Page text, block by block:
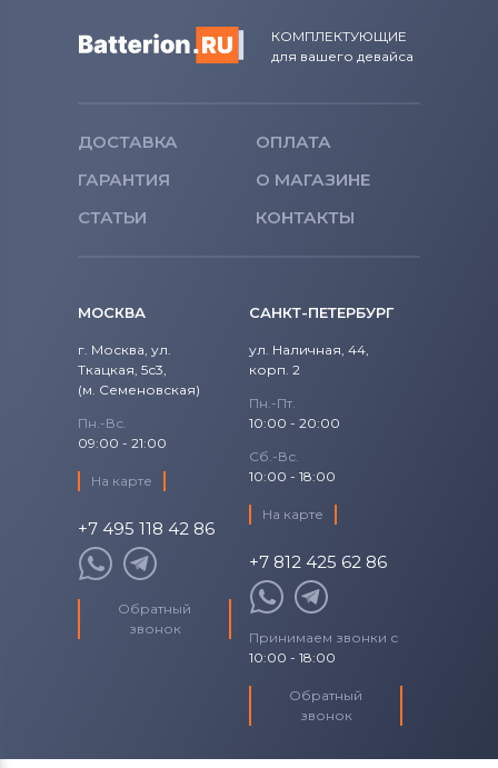
КОМПЛЕКТУЮЩИЕ
для вашего девайса
ДОСТАВКА
ОПЛАТА
ГАРАНТИЯ
О МАГАЗИНЕ
СТАТЬИ
КОНТАКТЫ
МОСКВА
г. Москва, ул.
Ткацкая, 5с3,
(м. Семеновская)
Пн.-Вс.
09:00 - 21:00
На карте
+7 495 118 42 86
Обратный
звонок
САНКТ-ПЕТЕРБУРГ
ул. Наличная, 44,
корп. 2
Пн.-Пт.
10:00 - 20:00
Сб.-Вс.
10:00 - 18:00
На карте
+7 812 425 62 86
Принимаем звонки с
10:00 - 18:00
Обратный
звонок